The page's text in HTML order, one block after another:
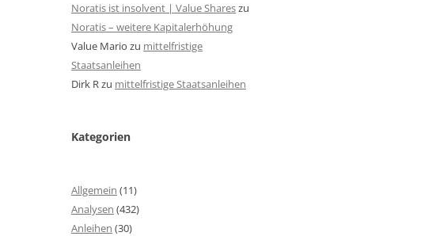
Noratis ist insolvent | Value Shareszu
Noratis – weitere Kapitalerhöhung
Value Mario zu mittelfristige
Staatsanleihen
Dirk Rzu mittelfristige Staatsanleihen
Kategorien
Allgemein (11)
Analysen (432)
Anleihen (30)